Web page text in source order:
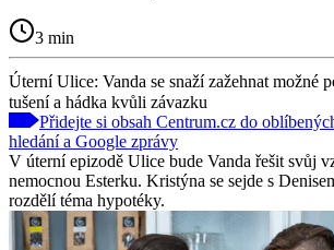
3 min
Úterní Ulice: Vanda se snaží zažehnat možné
tušení a hádka kvůli závazku
Přidejte si obsah Centrum.cz do
hledání a Google zprávy
V úterní epizodě Ulice bude Vanda řešit svůj
nemocnou Esterku. Kristýna se sejde s
rozdělí téma hypotéky.